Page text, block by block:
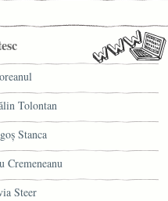
Tolontan
Stanca
Cremeneanu
Steer